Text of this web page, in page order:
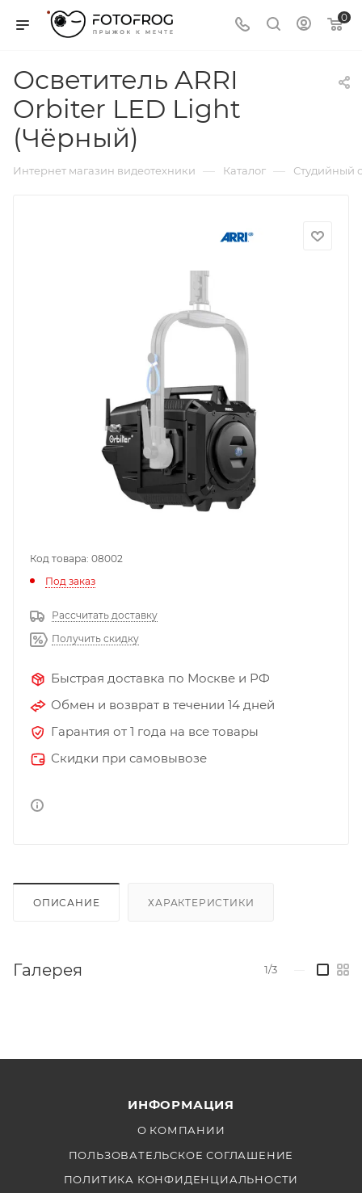
0
Осветитель ARRI
Orbiter LED Light
(Чёрный)
Интернет магазин видеотехники — Каталог — Студийный
Код товара: 08002
Под заказ
Рассчитать доставку
Получить скидку
Быстрая доставка по Москве и РФ
Обмен и возврат в течении 14 дней
Гарантия от 1 года на все товары
Скидки при самовывозе
ОПИСАНИЕ ХАРАКТЕРИСТИКИ
Галерея 1/3
ИНФОРМАЦИЯ
О КОМПАНИИ
ПОЛЬЗОВАТЕЛЬСКОЕ СОГЛАШЕНИЕ
ПОЛИТИКА КОНФИДЕНЦИАЛЬНОСТИ